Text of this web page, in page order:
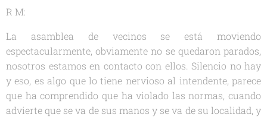
R M:
La asamblea de vecinos se está moviendo
espectacularmente, obviamente no se quedaron parados,
nosotros estamos en contacto con ellos. Silencio no hay
y eso, es algo que lo tiene nervioso al intendente, parece
que ha comprendido que ha violado las normas, cuando
advierte que se va de sus manos y se va de su localidad, y